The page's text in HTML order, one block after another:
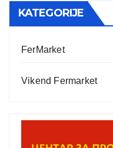
KATEGORIJE
FerMarket
Vikend Fermarket